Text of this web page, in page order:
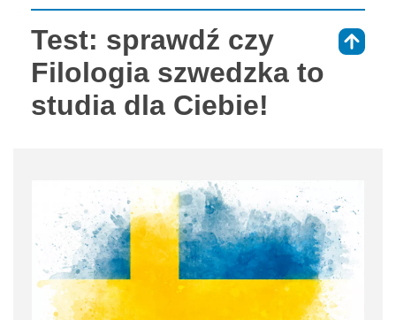
Test: sprawdź czy
Filologia szwedzka to
studia dla Ciebie!